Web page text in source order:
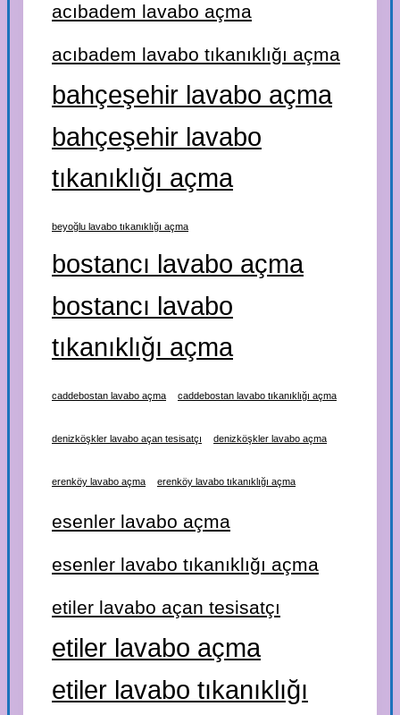
acıbadem lavabo açma
acıbadem lavabo tıkanıklığı açma
bahçeşehir lavabo açma
bahçeşehir lavabo
tıkanıklığı açma
beyoğlu lavabo tıkanıklığı açma
bostancı lavabo açma
bostancı lavabo
tıkanıklığı açma
caddebostan lavabo açma caddebostan lavabo tıkanıklığı açma
denizköşkler lavabo açan tesisatçı denizköşkler lavabo açma
erenköy lavabo açma erenköy lavabo tıkanıklığı açma
esenler lavabo açma
esenler lavabo tıkanıklığı açma
etiler lavabo açan tesisatçı
etiler lavabo açma
etiler lavabo tıkanıklığı